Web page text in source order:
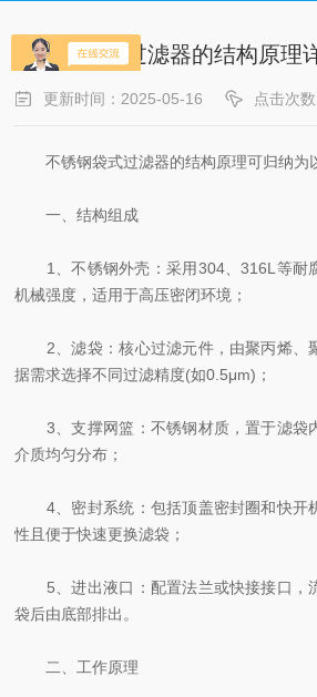
不锈钢袋式过滤器的结构原理
更新时间：2025-05-16 点击次
不锈钢袋式过滤器的结构原理可归纳为
‌一、结构组成‌
‌1、不锈钢外壳‌：采用304、316L等耐
机械强度，适用于高压密闭环境；
‌2、滤袋‌：核心过滤元件，由聚丙烯、
据需求选择不同过滤精度(如0.5μm)；
‌3、支撑网篮‌：不锈钢材质，置于滤袋
介质均匀分布；
‌4、密封系统‌：包括顶盖密封圈和快开
性且便于快速更换滤袋；
‌5、进出液口‌：配置法兰或快接接口，
袋后由底部排出。
‌二、工作原理‌